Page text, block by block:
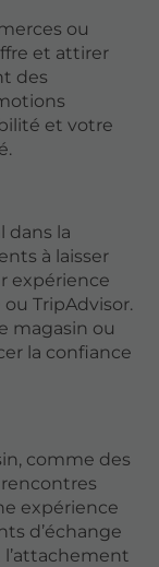
ou
et attirer
des
et votre
dans la
à laisser
expérience
TripAdvisor.
magasin ou
la confiance
comme des
expérience
d’échange